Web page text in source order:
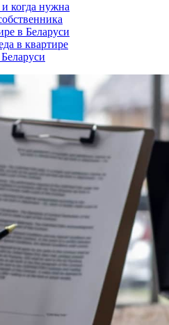
когда нужна
в Беларуси
в квартире